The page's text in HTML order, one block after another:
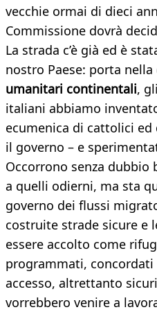
vecchie ormai di dieci
Commissione dovrà
La strada c’è già ed è
nostro Paese: porta
umanitari continentali,
italiani abbiamo
ecumenica di cattolici
il governo – e
Occorrono senza
a quelli odierni, ma sta
governo dei flussi
costruite strade sicure e
essere accolto come
programmati,
accesso, altrettanto
vorrebbero venire a